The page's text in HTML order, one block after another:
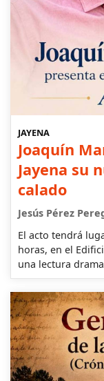
JAYENA
Joaquín
Jayena su
calado
Jesús Pérez
El acto tendrá
horas, en el
una lectura